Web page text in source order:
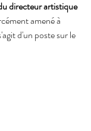
directeur artistique
amené à
d'un poste sur le